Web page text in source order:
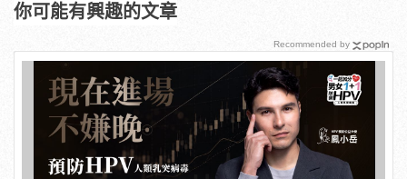
你可能有興趣的文章
Recommended by